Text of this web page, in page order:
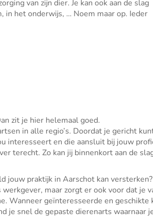
van zijn dier. Je kan ook aan de slag
in het onderwijs, … Noem maar op. Ieder
zit je hier helemaal goed.
in alle regio’s. Doordat je gericht
interesseert en die aansluit bij jouw
terecht. Zo kan jij binnenkort aan de
jouw praktijk in Aarschot kan
maar zorgt er ook voor dat je
Wanneer geïnteresseerde en
je snel de gepaste dierenarts waarnaar